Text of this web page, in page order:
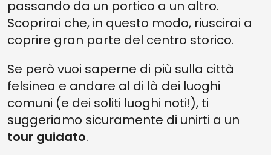
passando da un portico a un altro.
Scoprirai che, in questo modo, riuscirai a
coprire gran parte del centro storico.
Se però vuoi saperne di più sulla città
felsinea e andare al di là dei luoghi
comuni (e dei soliti luoghi noti!), ti
suggeriamo sicuramente di unirti a un
tour guidato.